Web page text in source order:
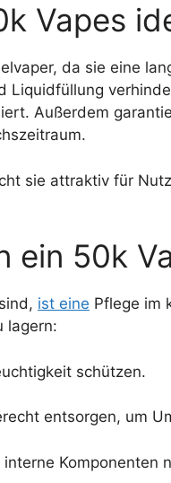
Vapes
da sie eine
Liquidfüllung
Außerdem
sie attraktiv für
ein 50k
ist eine Pflege im
lagern:
schützen.
entsorgen, um
Komponenten